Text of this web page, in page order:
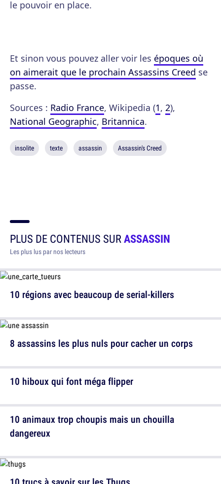
le pouvoir en place.
Et sinon vous pouvez aller voir les époques où
on aimerait que le prochain Assassins Creed se
passe.
Sources : Radio France, Wikipedia (1, 2),
National Geographic, Britannica.
insolite texte assassin Assassin's Creed
PLUS DE CONTENUS SURASSASSIN
Les plus lus par nos lecteurs
10 régions avec beaucoup de serial-killers
10 hiboux qui font méga flipper
8 assassins les plus nuls pour cacher un corps
10 animaux trop choupis mais un chouilla
dangereux